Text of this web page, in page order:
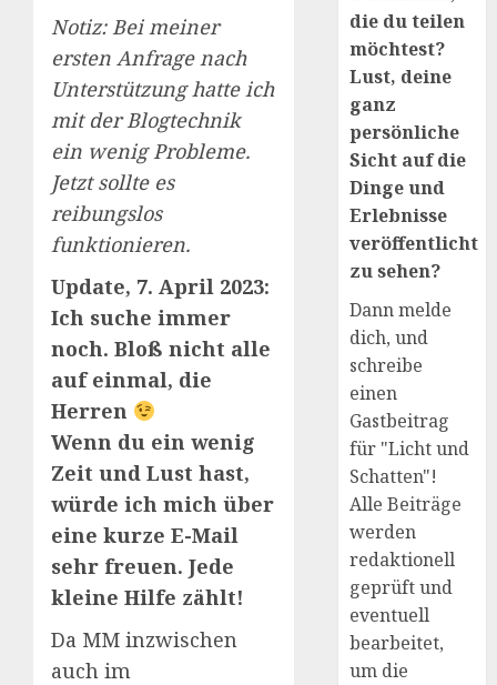
Notiz: Bei meiner
ersten Anfrage nach
Unterstützung hatte ich
mit der Blogtechnik
ein wenig Probleme.
Jetzt sollte es
reibungslos
funktionieren.
Update, 7. April 2023:
Ich suche immer
noch. Bloß nicht alle
auf einmal, die
Herren
Wenn du ein wenig
Zeit und Lust hast,
würde ich mich über
eine kurze E-Mail
sehr freuen. Jede
kleine Hilfe zählt!
Da MM inzwischen
auch im
die du teilen
möchtest?
Lust, deine
ganz
persönliche
Sicht auf die
Dinge und
Erlebnisse
veröffentlicht
zu sehen?
Dann melde
dich, und
schreibe
einen
Gastbeitrag
für "Licht und
Schatten"!
Alle Beiträge
werden
redaktionell
geprüft und
eventuell
bearbeitet,
um die